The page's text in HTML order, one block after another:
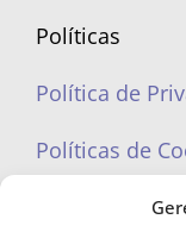
Políticas
Política de
Políticas de